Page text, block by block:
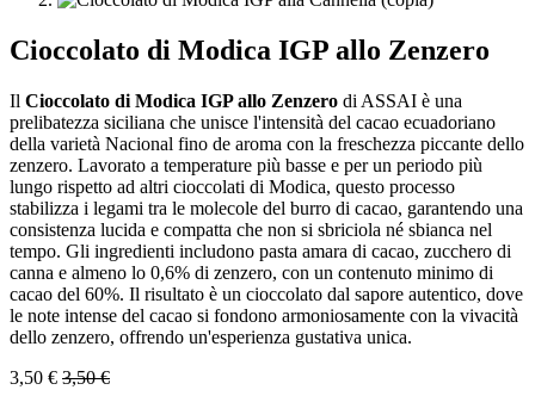
Cioccolato di Modica IGP allo Zenzero
Il Cioccolato di Modica IGP allo Zenzero di ASSAI è una
prelibatezza siciliana che unisce l'intensità del cacao ecuadoriano
della varietà Nacional fino de aroma con la freschezza piccante dello
zenzero. Lavorato a temperature più basse e per un periodo più
lungo rispetto ad altri cioccolati di Modica, questo processo
stabilizza i legami tra le molecole del burro di cacao, garantendo una
consistenza lucida e compatta che non si sbriciola né sbianca nel
tempo. Gli ingredienti includono pasta amara di cacao, zucchero di
canna e almeno lo 0,6% di zenzero, con un contenuto minimo di
cacao del 60%. Il risultato è un cioccolato dal sapore autentico, dove
le note intense del cacao si fondono armoniosamente con la vivacità
dello zenzero, offrendo un'esperienza gustativa unica.
3,50 € 3,50€